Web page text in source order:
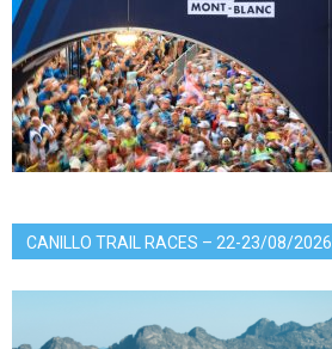
CANILLO TRAIL RACES – 22-23/08/2026